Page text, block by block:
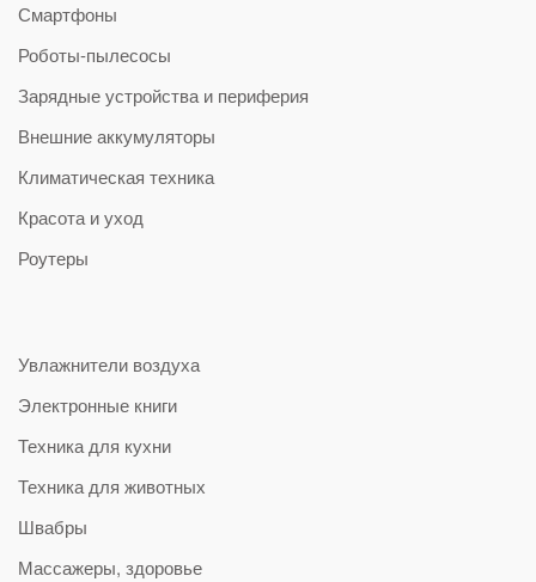
Смартфоны
Роботы-пылесосы
Зарядные устройства и периферия
Внешние аккумуляторы
Климатическая техника
Красота и уход
Роутеры
Увлажнители воздуха
Электронные книги
Техника для кухни
Техника для животных
Швабры
Массажеры, здоровье